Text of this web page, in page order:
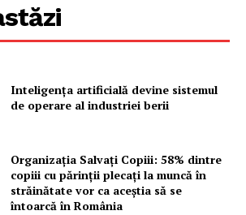
Un proiect
HOUSE ROMÂNIA
Inteligența artificială devine sistemul
de operare al industriei berii
Organizația Salvați Copiii: 58% dintre
copiii cu părinții plecați la muncă în
străinătate vor ca aceștia să se
întoarcă în România